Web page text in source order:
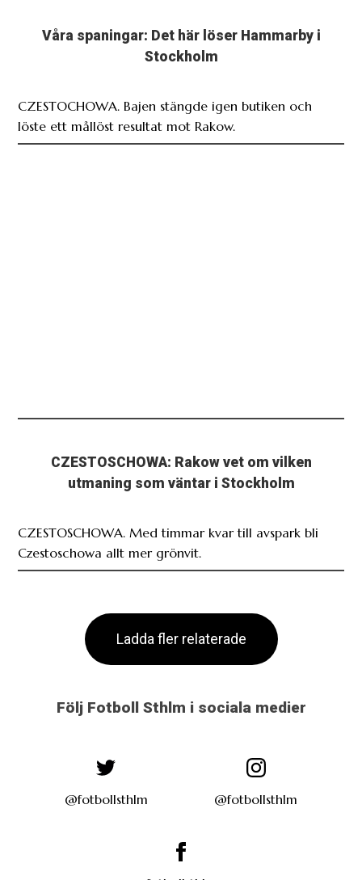
Våra spaningar: Det här löser Hammarby i
Stockholm
CZESTOCHOWA. Bajen stängde igen butiken och
löste ett mållöst resultat mot Rakow.
CZESTOSCHOWA: Rakow vet om vilken
utmaning som väntar i Stockholm
CZESTOSCHOWA. Med timmar kvar till avspark bli
Czestoschowa allt mer grönvit.
Ladda fler relaterade
Följ Fotboll Sthlm i sociala medier
@fotbollsthlm @fotbollsthlm